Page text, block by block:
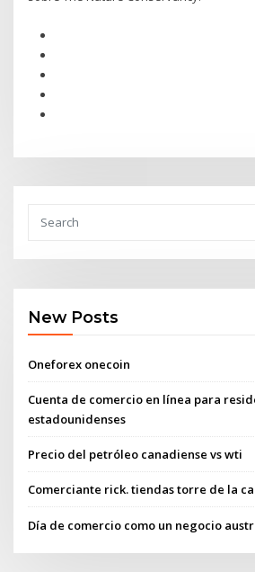
New Posts
Oneforex onecoin
Cuenta de comercio en línea para
estadounidenses
Precio del petróleo canadiense vs wti
Comerciante rick. tiendas torre de la
Día de comercio como un negocio